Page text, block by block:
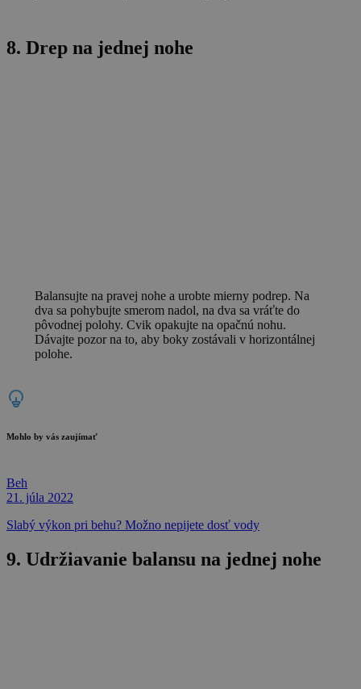
8. Drep na jednej nohe
Balansujte na pravej nohe a urobte mierny podrep. Na
dva sa pohybujte smerom nadol, na dva sa vráťte do
pôvodnej polohy. Cvik opakujte na opačnú nohu.
Dávajte pozor na to, aby boky zostávali v horizontálnej
polohe.
Mohlo by vás zaujímať
Beh
21. júla 2022
Slabý výkon pri behu? Možno nepijete dosť vody
9. Udržiavanie balansu na jednej nohe